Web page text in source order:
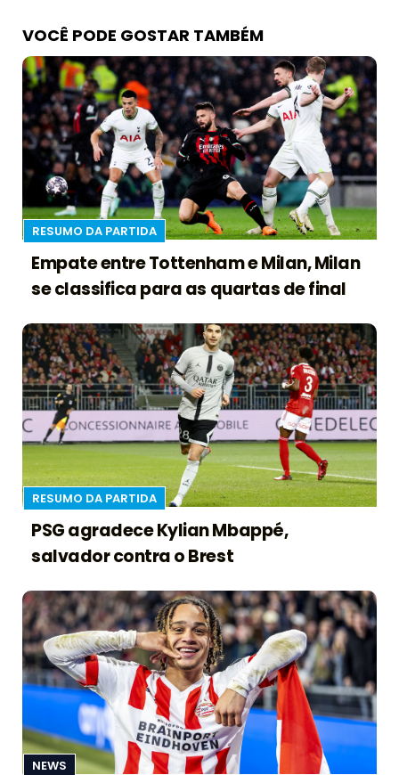
VOCÊ PODE GOSTAR TAMBÉM
RESUMO DA PARTIDA
Empate entre Tottenham e Milan, Milan
se classifica para as quartas de final
RESUMO DA PARTIDA
PSG agradece Kylian Mbappé,
salvador contra o Brest
NEWS